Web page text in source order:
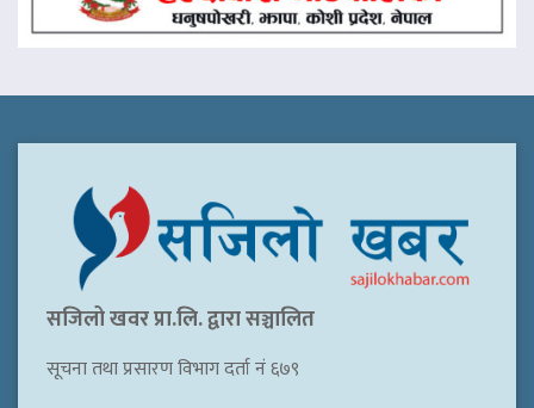
सजिलो खवर प्रा.लि. द्वारा सञ्चालित
सूचना तथा प्रसारण विभाग दर्ता नं ६७९